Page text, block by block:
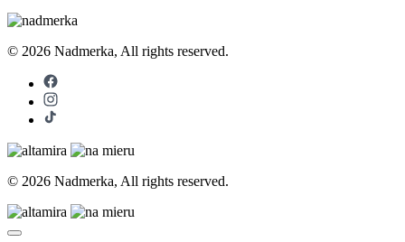
© 2026 Nadmerka, All rights reserved.
© 2026 Nadmerka, All rights reserved.